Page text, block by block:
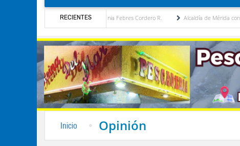
RECIENTES
por María Eugenia Febres Cordero R. Alcaldía de Mérida consolida acuerdos
Inicio Opinión